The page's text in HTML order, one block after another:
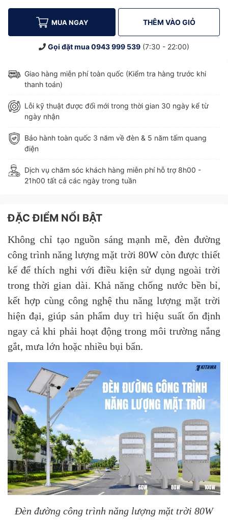
MUA NGAY THÊM VÀO GIỎ
Gọi đặt mua0943 999 539 (7:30 - 22:00)
Giao hàng miễn phí toàn quốc (Kiểm tra hàng trước khi
thanh toán)
Lỗi kỹ thuật được đổi mới trong thời gian 30 ngày kể từ
ngày nhận
Bảo hành toàn quốc 3 năm về đèn & 5 năm tấm quang
điện
Dịch vụ chăm sóc khách hàng miễn phí hỗ trợ 8h00 -
21h00 tất cả các ngày trong tuần
ĐẶC ĐIỂM NỔI BẬT
Không chỉ tạo nguồn sáng mạnh mẽ, đèn đường
công trình năng lượng mặt trời 80W còn được thiết
kế để thích nghi với điều kiện sử dụng ngoài trời
trong thời gian dài. Khả năng chống nước bền bỉ,
kết hợp cùng công nghệ thu năng lượng mặt trời
hiện đại, giúp sản phẩm duy trì hiệu suất ổn định
ngay cả khi phải hoạt động trong môi trường nắng
gắt, mưa lớn hoặc nhiều bụi bẩn.
Đèn đường công trình năng lượng mặt trời 80W